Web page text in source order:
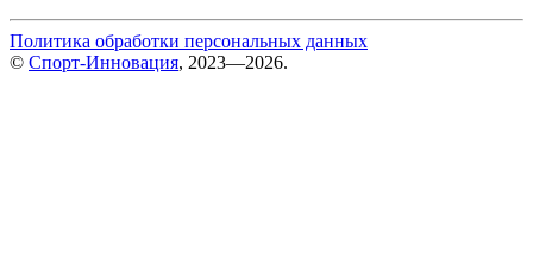
Политика обработки персональных данных
© Спорт-Инновация, 2023—2026.